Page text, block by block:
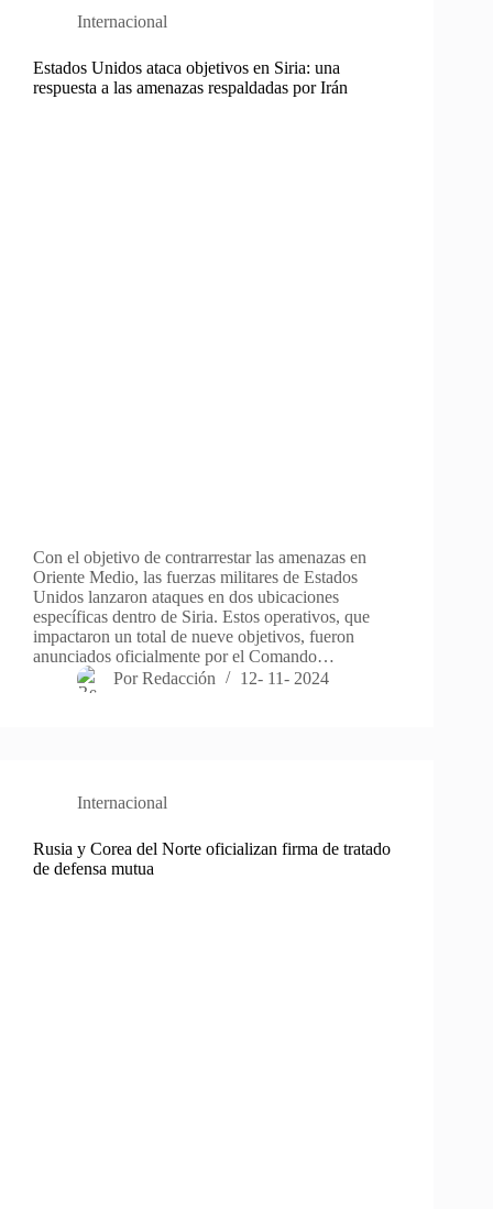
Internacional
Estados Unidos ataca objetivos en Siria: una
respuesta a las amenazas respaldadas por Irán
Con el objetivo de contrarrestar las amenazas en
Oriente Medio, las fuerzas militares de Estados
Unidos lanzaron ataques en dos ubicaciones
específicas dentro de Siria. Estos operativos, que
impactaron un total de nueve objetivos, fueron
anunciados oficialmente por el Comando…
Por Redacción 12- 11- 2024
Internacional
Rusia y Corea del Norte oficializan firma de tratado
de defensa mutua